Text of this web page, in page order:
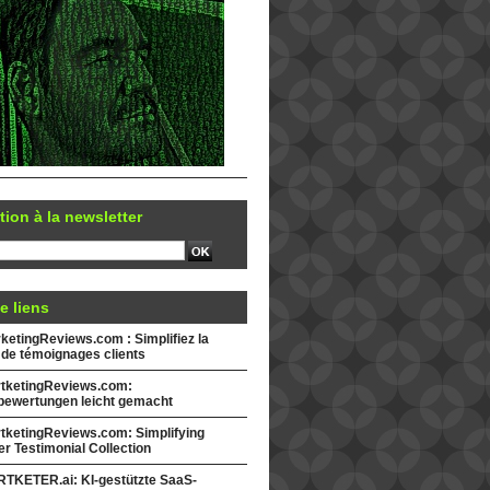
à la newsletter
liens
: Simplifiez la
témoignages clients
leicht gemacht
Simplifying
Testimonial Collection
KI-gestützte SaaS-